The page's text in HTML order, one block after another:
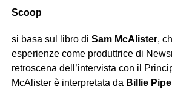
Scoop
si basa sul libro di Sam McAlister,
esperienze come produttrice di
retroscena dell’intervista con il
McAlister è interpretata da Billie